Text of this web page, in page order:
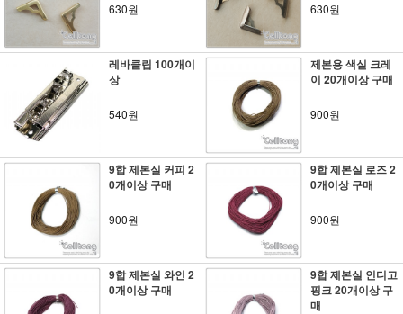
630원 630원
레바클립 100개이
상
540원
제본용 색실 크레
이 20개이상 구매
900원
9합 제본실 커피 2
0개이상 구매
900원
9합 제본실 로즈 2
0개이상 구매
900원
9합 제본실 와인 2
0개이상 구매
9합 제본실 인디고
핑크 20개이상 구
매